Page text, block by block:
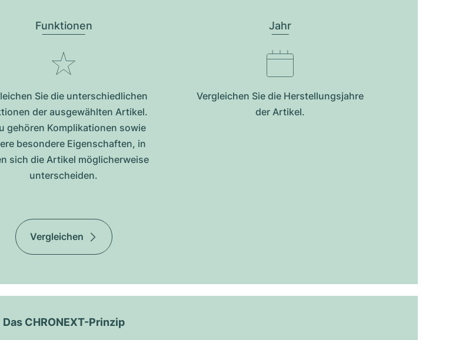
Funktionen
Sie die unterschiedlichen
der ausgewählten Artikel.
gehören Komplikationen sowie
besondere Eigenschaften, in
sich die Artikel möglicherweise
unterscheiden.
Jahr
Vergleichen Sie die Herstellungsjahre
der Artikel.
Vergleichen
Das CHRONEXT-Prinzip